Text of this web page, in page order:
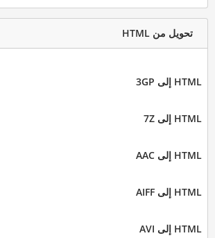
تحويل من HTML
HTML إلى 3GP
HTML إلى 7Z
HTML إلى AAC
HTML إلى AIFF
HTML إلى AVI